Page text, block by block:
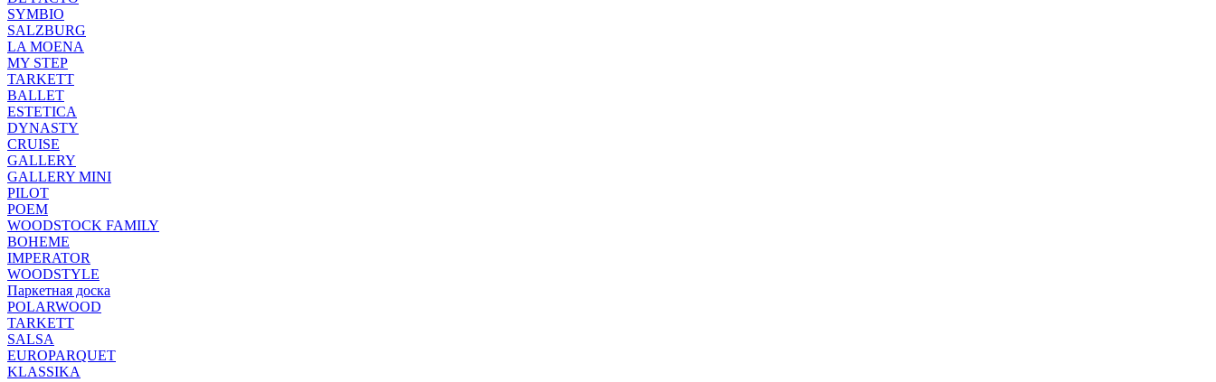
SYMBIO
SALZBURG
LA MOENA
MY STEP
TARKETT
BALLET
ESTETICA
DYNASTY
CRUISE
GALLERY
GALLERY MINI
PILOT
POEM
WOODSTOCK FAMILY
BOHEME
IMPERATOR
WOODSTYLE
Паркетная доска
POLARWOOD
TARKETT
SALSA
EUROPARQUET
KLASSIKA